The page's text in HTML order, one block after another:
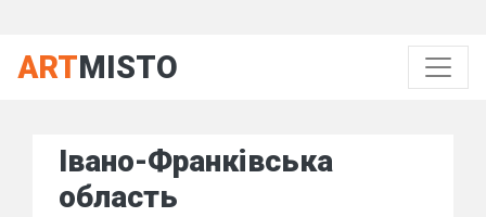
ARTMISTO
Івано-Франківська
область